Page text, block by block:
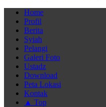
Home
Profil
Berita
Syiah
Pelangi
Galeri Foto
Ustadz
Download
Peta Lokasi
Kontak
▲ Top